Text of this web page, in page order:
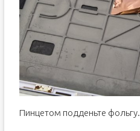
Пинцетом подденьте фольгу.